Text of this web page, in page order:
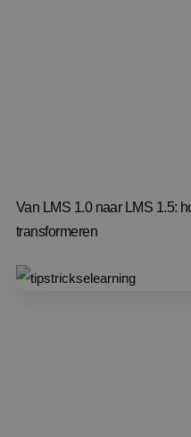
Van LMS 1.0 naar LMS 1.5:
transformeren